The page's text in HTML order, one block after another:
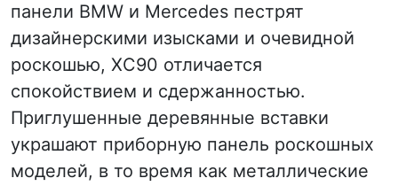
панели BMW и Mercedes пестрят
дизайнерскими изысками и очевидной
роскошью, XC90 отличается
спокойствием и сдержанностью.
Приглушенные деревянные вставки
украшают приборную панель роскошных
моделей, в то время как металлические